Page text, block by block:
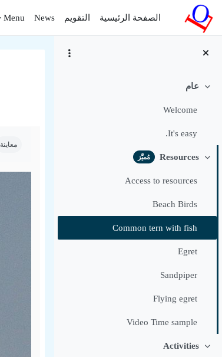
تخطى إلى المحتوى الرئيسي
الصفحة الرئيسية
التقويم News
Menu
عام
Welcome
It's easy.
طي
Resources مُميَّز
Access to resources
Beach Birds
Common tern with fish
Egret
Sandpiper
Flying egret
Video Time sample
طي
Activities
معاينة